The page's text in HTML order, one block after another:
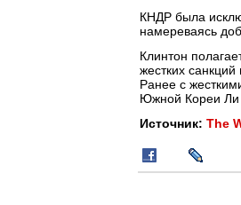
КНДР была
намереваясь
Клинтон
жестких
Ранее с
Южной Кореи Ли
Источник: The